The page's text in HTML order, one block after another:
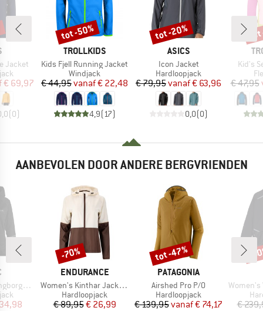
Jacket
prijs
€ 69,97
(0)
MERK
TROLLKIDS
Artikel
Kids Fjell Running Jacket
Productgroep
Windjack
Prijs
€ 44,95 Verlaagde prijs
vanaf€ 22,48
4,9(17)
Korting
tot -50%
MERK
ASICS
Artikel
Icon Jacket
Productgroep
Hardloopjack
Prijs
€ 79,95 Verlaagde prijs
vanaf€ 63,96
0,0(0)
Korting
tot -20%
Artikel
Kid's
€ 47,95
AANBEVOLEN DOOR ANDERE BERGVRIENDEN
Hoody
prijs
MERK
ENDURANCE
Artikel
Women's Kinthar Jacket with Hood
Productgroep
Hardloopjack
Prijs
€ 89,95Verlaagde prijs
€ 26,99
Korting
-70%
MERK
PATAGONIA
Artikel
Airshed Pro P/O
Productgroep
Hardloopjack
Prijs
€ 139,95 Verlaagde prijs
vanaf€ 74,17
Korting
tot -47%
Artikel
Women's
€
-